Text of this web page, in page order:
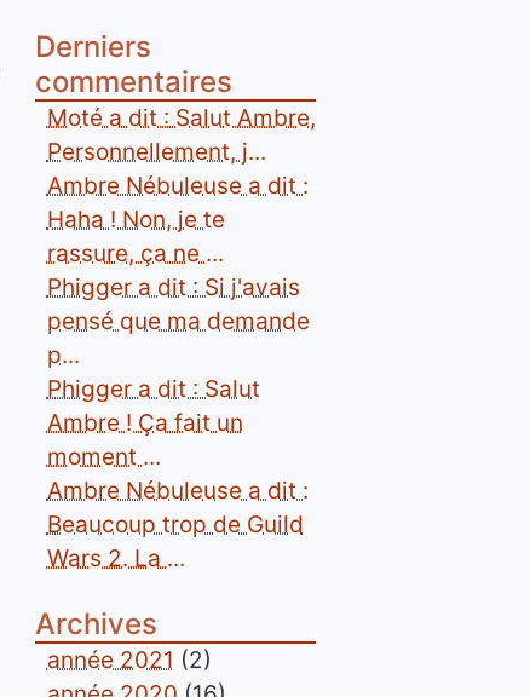
Derniers
commentaires
Moté a dit : Salut Ambre,
Personnellement, j...
Ambre Nébuleuse a dit :
Haha ! Non, je te
rassure, ça ne ...
Phigger a dit : Si j'avais
pensé que ma demande
p...
Phigger a dit : Salut
Ambre ! Ça fait un
moment ...
Ambre Nébuleuse a dit :
Beaucoup trop de Guild
Wars 2. La ...
Archives
année 2021 (2)